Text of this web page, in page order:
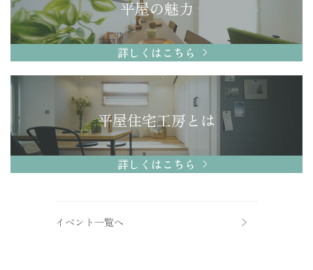
平屋の魅力
詳しくはこちら
平屋住宅工房とは
詳しくはこちら
イベント一覧へ